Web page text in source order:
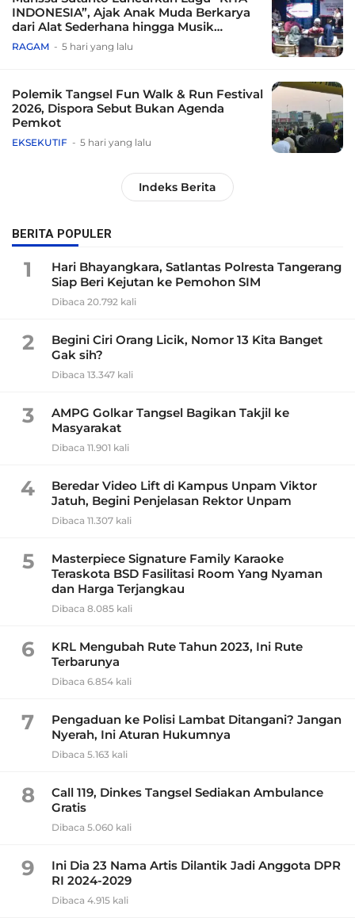
INDONESIA”, Ajak Anak Muda Berkarya
dari Alat Sederhana hingga Musik
Tradisional
RAGAM 5 hari yang lalu
Polemik Tangsel Fun Walk & Run Festival
2026, Dispora Sebut Bukan Agenda
Pemkot
EKSEKUTIF 5 hari yang lalu
Indeks Berita
BERITA POPULER
1
Hari Bhayangkara, Satlantas Polresta Tangerang
Siap Beri Kejutan ke Pemohon SIM
Dibaca 20.792 kali
2
Begini Ciri Orang Licik, Nomor 13 Kita Banget
Gak sih?
Dibaca 13.347 kali
3
AMPG Golkar Tangsel Bagikan Takjil ke
Masyarakat
Dibaca 11.901 kali
4
Beredar Video Lift di Kampus Unpam Viktor
Jatuh, Begini Penjelasan Rektor Unpam
Dibaca 11.307 kali
5
Masterpiece Signature Family Karaoke
Teraskota BSD Fasilitasi Room Yang Nyaman
dan Harga Terjangkau
Dibaca 8.085 kali
6
KRL Mengubah Rute Tahun 2023, Ini Rute
Terbarunya
Dibaca 6.854 kali
7
Pengaduan ke Polisi Lambat Ditangani? Jangan
Nyerah, Ini Aturan Hukumnya
Dibaca 5.163 kali
8
Call 119, Dinkes Tangsel Sediakan Ambulance
Gratis
Dibaca 5.060 kali
9
Ini Dia 23 Nama Artis Dilantik Jadi Anggota DPR
RI 2024-2029
Dibaca 4.915 kali